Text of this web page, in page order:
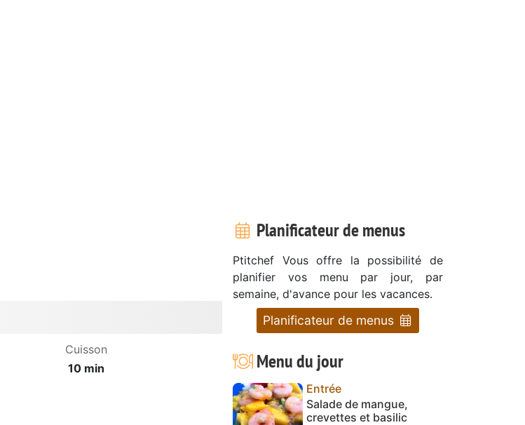
Cuisson
10 min
Planificateur de menus
Ptitchef Vous offre la possibilité de
planifier vos menu par jour, par
semaine, d'avance pour les vacances.
Planificateur de menus
Menu du jour
Entrée
Salade de mangue,
crevettes et basilic